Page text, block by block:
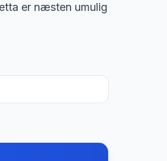
er næsten umulig